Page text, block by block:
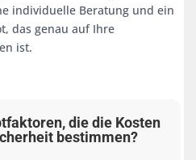
individuelle Beratung und ein
das genau auf Ihre
ist.
die die Kosten
bestimmen?